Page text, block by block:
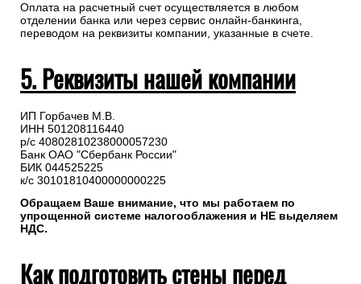
Оплата на расчетный счет осуществляется в любом
отделении банка или через сервис онлайн-банкинга,
переводом на реквизиты компании, указанные в счете.
5. Реквизиты нашей компании
ИП Горбачев М.В.
ИНН 501208116440
р/с 40802810238000057230
Банк ОАО "Сбербанк России"
БИК 044525225
к/с 30101810400000000225
Обращаем Ваше внимание, что мы работаем по
упрощенной системе налогооблажения и НЕ выделяем
НДС.
Как подготовить стены перед